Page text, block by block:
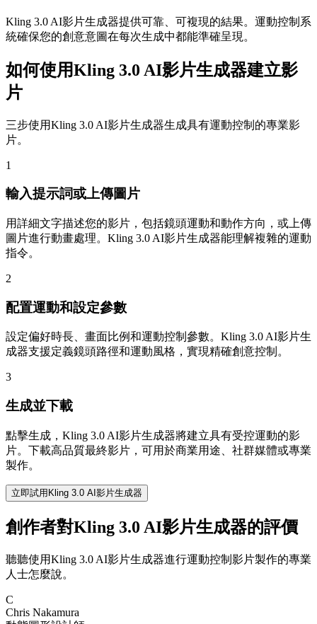
Kling 3.0 AI影片生成器提供可靠、可複現的結果。運動控制系
統確保您的創意意圖在每次生成中都能準確呈現。
如何使用Kling 3.0 AI影片生成器建立影
片
三步使用Kling 3.0 AI影片生成器生成具有運動控制的專業影
片。
1
輸入提示詞或上傳圖片
用詳細文字描述您的影片，包括鏡頭運動和動作方向，或上傳
圖片進行動畫處理。Kling 3.0 AI影片生成器能理解複雜的運動
指令。
2
配置運動和設定參數
設定偏好時長、畫面比例和運動控制參數。Kling 3.0 AI影片生
成器支援定義鏡頭路徑和運動風格，實現精確創意控制。
3
生成並下載
點擊生成，Kling 3.0 AI影片生成器將建立具有受控運動的影
片。下載高品質最終影片，可用於商業用途、社群媒體或專業
製作。
立即試用Kling 3.0 AI影片生成器
創作者對Kling 3.0 AI影片生成器的評價
聽聽使用Kling 3.0 AI影片生成器進行運動控制影片製作的專業
人士怎麼說。
C
Chris Nakamura